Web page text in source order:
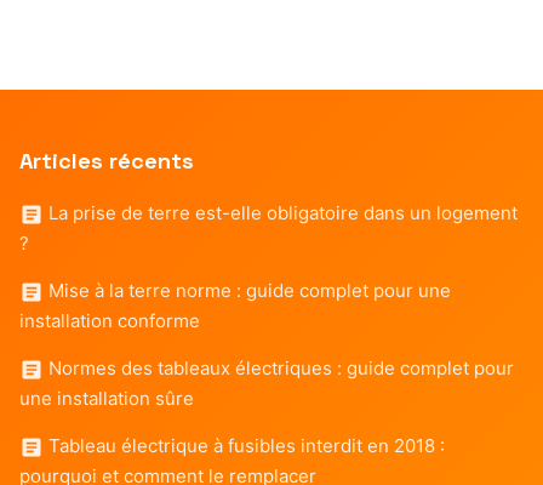
Articles récents
La prise de terre est-elle obligatoire dans un logement
?
Mise à la terre norme : guide complet pour une
installation conforme
Normes des tableaux électriques : guide complet pour
une installation sûre
Tableau électrique à fusibles interdit en 2018 :
pourquoi et comment le remplacer